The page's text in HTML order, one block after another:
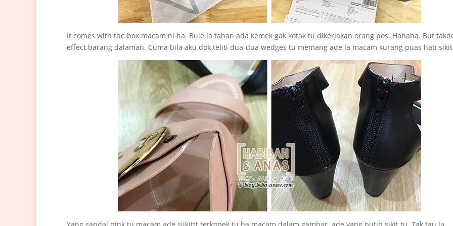
It comes with the box macam ni ha. Bule la tahan ada kemek gak kotak tu dikerjakan orang pos. Hahaha. But
effect barang dalaman. Cuma bila aku dok teliti dua-dua wedges tu memang ade la macam kurang puas hati
Yang sandal pink tu macam ade siikittt terkopek tu ha macam dalam gambar..ade yang putih sikit tu. Tak tau la